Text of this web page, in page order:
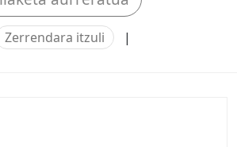
Zerrendara itzuli |